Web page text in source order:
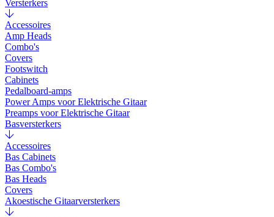
Versterkers
Accessoires
Amp Heads
Combo's
Covers
Footswitch
Cabinets
Pedalboard-amps
Power Amps voor Elektrische Gitaar
Preamps voor Elektrische Gitaar
Basversterkers
Accessoires
Bas Cabinets
Bas Combo's
Bas Heads
Covers
Akoestische Gitaarversterkers